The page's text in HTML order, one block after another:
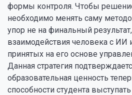
формы контроля. Чтобы
необходимо менять саму
упор не на финальный
взаимодействия человека с ИИ
принятых на его основе
Данная стратегия
образовательная ценность
способности студента